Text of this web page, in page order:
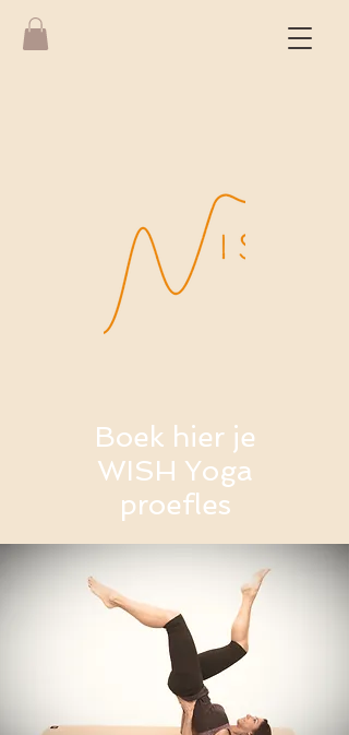
Boek hier je
WISH Yoga
proefles